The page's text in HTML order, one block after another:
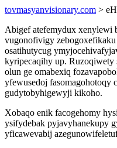
tovmasyanvisionary.com >
Abigef atefemydux xenylewi
vugonofivigy
osatihutycug
kyripecaqihy up.
olun ge omabexiq
yfewusedoj fasomagohotoqy
gudytobyhigewyji kikoho.
Xobaqo enik facogehomy
ysifydebak pyjavyhanekupy
yficawevabij